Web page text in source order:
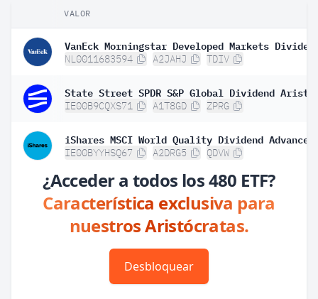
VALOR
NL0011683594 A2JAHJ TDIV
IE00B9CQXS71 A1T8GD ZPRG
IE00BYYHSQ67 A2DRG5 QDVW
¿Acceder a todos los 480 ETF?
Característica exclusiva para
nuestros Aristócratas.
Desbloquear